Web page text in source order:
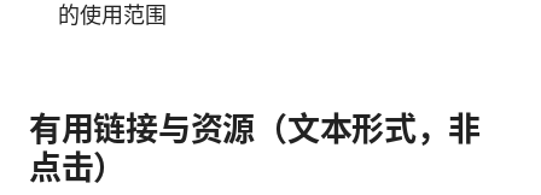
的使用范围
有用链接与资源（文本形式，非
点击）